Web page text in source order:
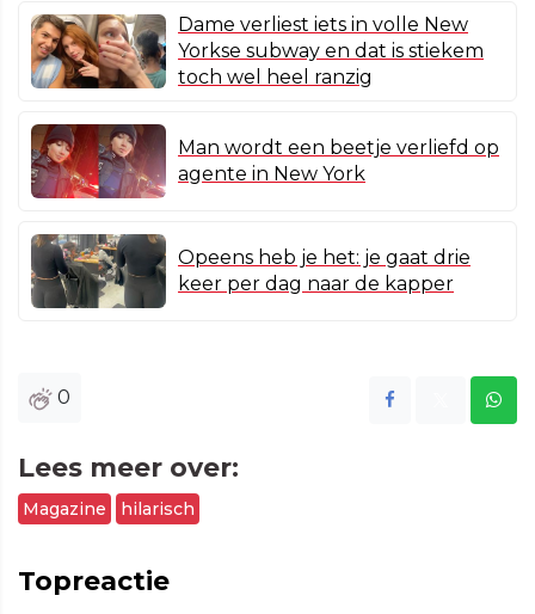
Dame verliest iets in volle New
Yorkse subway en dat is stiekem
toch wel heel ranzig
Man wordt een beetje verliefd op
agente in New York
Opeens heb je het: je gaat drie
keer per dag naar de kapper
0
Lees meer over:
Magazine hilarisch
Topreactie